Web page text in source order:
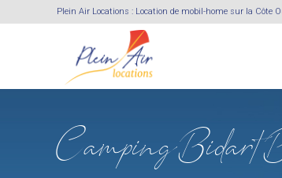
Plein Air Locations : Location de mobil-home sur la Côte
Camping Bidart